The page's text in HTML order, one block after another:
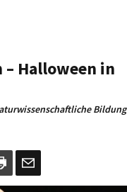
Halloween in
Bildung